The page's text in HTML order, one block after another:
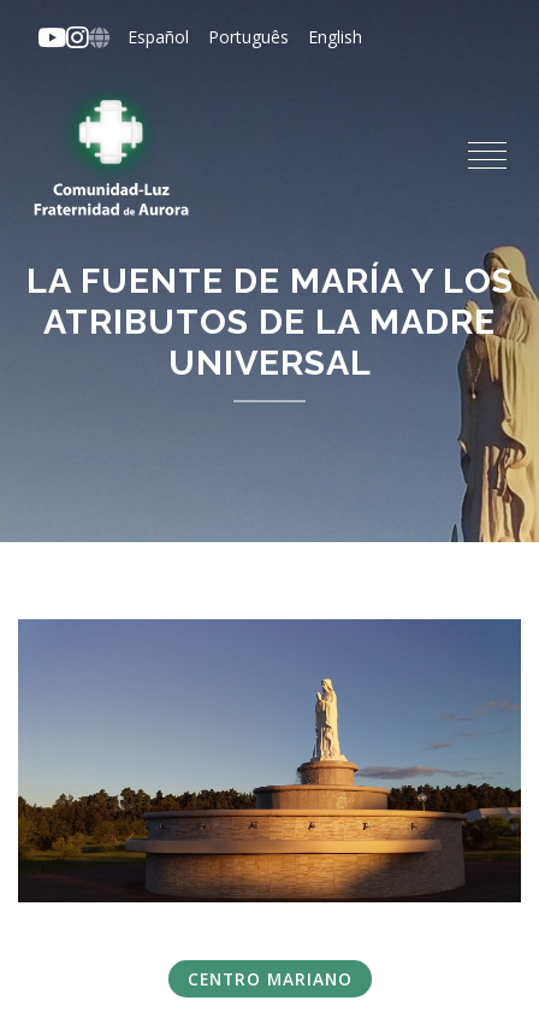
al
Español Português English
LA FUENTE DE MARÍA Y LOS
ATRIBUTOS DE LA MADRE
UNIVERSAL
CENTRO MARIANO